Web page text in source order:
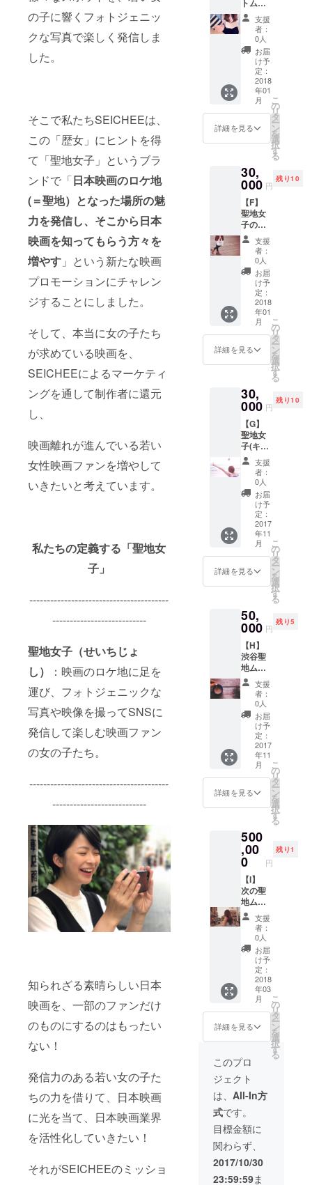
の子に響くフォトジェニッ
クな写真で楽しく発信しま
した。
そこで私たちSEICHEEは、
この「歴女」にヒントを得
て「聖地女子」というブラ
ンドで「日本映画のロケ地
(＝聖地）となった場所の魅
力を発信し、 そこから日本
映画を知ってもらう方々を
増やす 」という新たな映画
プロモーションにチャレン
ジすることにしました。
そして、本当に女の子たち
が求めている映画を、
SEICHEEによるマーケティ
ングを通して制作者に還元
し、
映画離れが進んでいる若い
女性映画ファンを増やして
いきたいと考えています。
私たちの定義する「聖地女
子」
----------------------------------------
---------------------------
聖地女子（せいちじょ
し）
：映画のロケ地に足を
運び、フォトジェニックな
写真や映像を撮ってSNSに
発信して楽しむ映画ファン
の女の子たち。
----------------------------------------
---------------------------
知られざる素晴らしい日本
映画を、一部のファンだけ
のものにするのはもったい
ない！
発信力のある若い女の子た
ちの力を借りて、日本映画
に光を当て、日本映画業界
を活性化していきたい！
それがSEICHEEのミッショ
フとし
てお手
伝いも
歓迎で
す。撮
影は渋
谷区
内。 ＋
【A】エ
ンド
ロール
出演権
＋【B】
フォト
ジェ
ニック
なフォ
トフ
レーム
利で
す。※開
催日は
12月中
旬～下
旬の夜
で調整
中。決
定次第
UPいた
しま
す。 ＋
【A】エ
出演権
＋【B】
渋谷聖
地の
フォト
ジェ
ニック
なフォ
トフ
レーム
トムー
ビー台
本（監
督・聖
地女子
のサイ
ン付
き）と
撮影オ
ショッ
ト 渋谷
聖地
ムー
台本を
監督・
キャス
トのサ
インと
撮影オ
フ
ショッ
トのお
まけ付
きでお
届け！
＋【A】
エンド
ロール
出演権
＋【B】
ジェ
ニック
なフォ
トフ
レーム
＋【D】
試写＆
監督
トーク
イベン
ト参加
支援
者：
0人
お届
け予
定：
2018
年01
月
詳細を見る
こ
の
リ
タ
ー
ン
を
選
択
す
る
30,
000 円
残り10
【F】
聖地女
子の衣
装・小
物とし
て使わ
れる権
ロケ地
マップ
とエン
ドロー
ルにも
ブラン
ド名・
ロゴ、
および
舗を掲
載しま
す！ ＋
【A】エ
ンド
ロール
出演権
＋【B】
渋谷聖
地の
フォト
ジェ
ニック
なフォ
トフ
レーム
＋【D】
イベン
ト参加
権
支援
者：
0人
お届
け予
定：
2018
年01
月
詳細を見る
こ
の
リ
タ
ー
ン
を
選
択
す
る
30,
000 円
残り10
【G】
聖地女
子(キャ
スト）
と渋谷
聖地で
一緒に
写真を
撮れる
日に、
キャス
トと一
緒に写
真を撮
れる権
す。 撮
影日
程：
①11月
18日
（土）
or
②11月
26日
（日）
よりお
選びく
ださ
い。 ＋
【A】エ
ンド
ロール
＋【B】
地の
フォト
ジェ
ニック
なフォ
トフ
レーム
＋【D】
試写＆
監督
トーク
イベン
ト参加
支援
者：
0人
お届
け予
定：
2017
年11
月
詳細を見る
こ
の
リ
タ
ー
ン
を
選
択
す
る
50,
000 円
残り5
【H】
渋谷聖
地ムー
ビーの
ロケ地
として
使われ
る権 あ
なたの
お店や
オフィ
スで撮
影しま
す！ロ
ケ地
マップ
ドロー
ルにも
掲載。
※撮影日
程：
①11月
18日
（土）
②11月
26日
（日）
撮影可
能日程
と時間
帯に
よって
撮影
シーン
をご相
談させ
ていた
だきま
す。 ※
渋谷区
内のお
店・オ
フィス
に限り
ます。
＋【A】
エンド
ロール
支援
者：
0人
お届
け予
定：
2017
年11
月
詳細を見る
こ
の
リ
タ
ー
ン
を
選
択
す
る
500
,00
0 円
残り1
【I】
次の聖
地ムー
ビー＆
聖地
マップ
をあな
たの街
で作り
ます！
過去に
撮影さ
れた作
品はあ
るけど
いまい
ち認知
されて
いな
い・・
・ ロケ
地を観
光資源
として
蘇らせ
たい！
そんな
街があ
支援
者：
0人
お届
け予
定：
2018
年03
月
詳細を見る
こ
の
リ
タ
ー
ン
を
選
択
す
る
このプロ
ジェクト
は、 All-In方
式です。
目標金額に
関わらず、
2017/10/30
23:59:59ま